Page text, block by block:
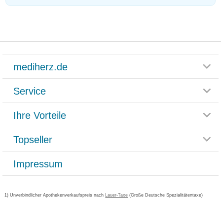
mediherz.de
Glossar
Häufig gestellte Fragen
Datenschutz
AGB
Cookie-Einstellungen
Service
Rücksendemöglichkeit
Paketlieferstatus
Versandkosten
Bestellschein ausfüllen
Ihre Vorteile
Rezeptlieferung
Bonusprogramm
Gutschein und Rabatte
Kundenbewertung
Topseller
Grippostad
Bepanthen
Impressum
1) Unverbindlicher Apothekenverkaufspreis nach Lauer-Taxe (Große Deutsche Spezialitätentaxe)